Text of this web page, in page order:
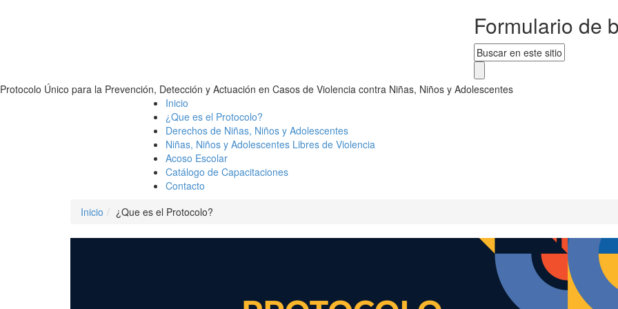
Formulario de
Protocolo Único para la Prevención, Detección y Actuación en Casos de Violencia contra Niñas, Niños y Adolescentes
Inicio
¿Que es el Protocolo?
Derechos de Niñas, Niños y Adolescentes
Niñas, Niños y Adolescentes Libres de Violencia
Acoso Escolar
Catálogo de Capacitaciones
Contacto
Inicio
¿Que es el Protocolo?